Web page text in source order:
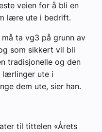
veien for å bli en
lære ute i bedrift.
ta vg3 på grunn av
som sikkert vil bli
tradisjonelle og den
lærlinger ute i
dem ute, sier han.
til tittelen «Årets